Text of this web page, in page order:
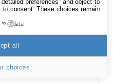
preferences" and object to
consent. These choices remain
by
choices
all